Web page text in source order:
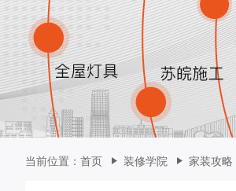
当前位置： 首页 装修学院 家装攻略